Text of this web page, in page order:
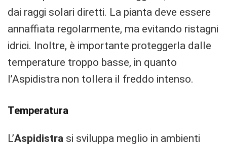
dai raggi solari diretti. La pianta deve essere
annaffiata regolarmente, ma evitando ristagni
idrici. Inoltre, è importante proteggerla dalle
temperature troppo basse, in quanto
l’Aspidistra non tollera il freddo intenso.
Temperatura
L’Aspidistra si sviluppa meglio in ambienti